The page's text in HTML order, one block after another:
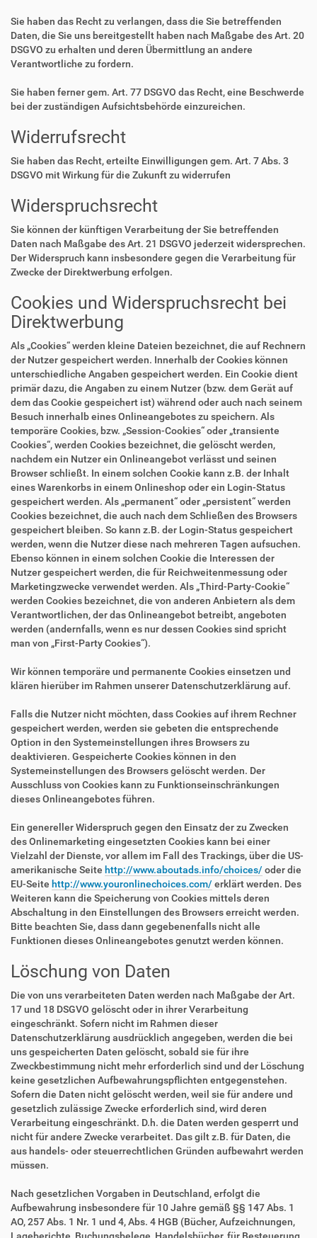
Sie haben das Recht zu verlangen, dass die Sie betreffenden
Daten, die Sie uns bereitgestellt haben nach Maßgabe des Art. 20
DSGVO zu erhalten und deren Übermittlung an andere
Verantwortliche zu fordern.
Sie haben ferner gem. Art. 77 DSGVO das Recht, eine Beschwerde
bei der zuständigen Aufsichtsbehörde einzureichen.
Widerrufsrecht
Sie haben das Recht, erteilte Einwilligungen gem. Art. 7 Abs. 3
DSGVO mit Wirkung für die Zukunft zu widerrufen
Widerspruchsrecht
Sie können der künftigen Verarbeitung der Sie betreffenden
Daten nach Maßgabe des Art. 21 DSGVO jederzeit widersprechen.
Der Widerspruch kann insbesondere gegen die Verarbeitung für
Zwecke der Direktwerbung erfolgen.
Cookies und Widerspruchsrecht bei
Direktwerbung
Als „Cookies“ werden kleine Dateien bezeichnet, die auf Rechnern
der Nutzer gespeichert werden. Innerhalb der Cookies können
unterschiedliche Angaben gespeichert werden. Ein Cookie dient
primär dazu, die Angaben zu einem Nutzer (bzw. dem Gerät auf
dem das Cookie gespeichert ist) während oder auch nach seinem
Besuch innerhalb eines Onlineangebotes zu speichern. Als
temporäre Cookies, bzw. „Session-Cookies“ oder „transiente
Cookies“, werden Cookies bezeichnet, die gelöscht werden,
nachdem ein Nutzer ein Onlineangebot verlässt und seinen
Browser schließt. In einem solchen Cookie kann z.B. der Inhalt
eines Warenkorbs in einem Onlineshop oder ein Login-Status
gespeichert werden. Als „permanent“ oder „persistent“ werden
Cookies bezeichnet, die auch nach dem Schließen des Browsers
gespeichert bleiben. So kann z.B. der Login-Status gespeichert
werden, wenn die Nutzer diese nach mehreren Tagen aufsuchen.
Ebenso können in einem solchen Cookie die Interessen der
Nutzer gespeichert werden, die für Reichweitenmessung oder
Marketingzwecke verwendet werden. Als „Third-Party-Cookie“
werden Cookies bezeichnet, die von anderen Anbietern als dem
Verantwortlichen, der das Onlineangebot betreibt, angeboten
werden (andernfalls, wenn es nur dessen Cookies sind spricht
man von „First-Party Cookies“).
Wir können temporäre und permanente Cookies einsetzen und
klären hierüber im Rahmen unserer Datenschutzerklärung auf.
Falls die Nutzer nicht möchten, dass Cookies auf ihrem Rechner
gespeichert werden, werden sie gebeten die entsprechende
Option in den Systemeinstellungen ihres Browsers zu
deaktivieren. Gespeicherte Cookies können in den
Systemeinstellungen des Browsers gelöscht werden. Der
Ausschluss von Cookies kann zu Funktionseinschränkungen
dieses Onlineangebotes führen.
Ein genereller Widerspruch gegen den Einsatz der zu Zwecken
des Onlinemarketing eingesetzten Cookies kann bei einer
Vielzahl der Dienste, vor allem im Fall des Trackings, über die US-
amerikanische Seite http://www.aboutads.info/choices/ oder die
EU-Seite http://www.youronlinechoices.com/ erklärt werden. Des
Weiteren kann die Speicherung von Cookies mittels deren
Abschaltung in den Einstellungen des Browsers erreicht werden.
Bitte beachten Sie, dass dann gegebenenfalls nicht alle
Funktionen dieses Onlineangebotes genutzt werden können.
Löschung von Daten
Die von uns verarbeiteten Daten werden nach Maßgabe der Art.
17 und 18 DSGVO gelöscht oder in ihrer Verarbeitung
eingeschränkt. Sofern nicht im Rahmen dieser
Datenschutzerklärung ausdrücklich angegeben, werden die bei
uns gespeicherten Daten gelöscht, sobald sie für ihre
Zweckbestimmung nicht mehr erforderlich sind und der Löschung
keine gesetzlichen Aufbewahrungspflichten entgegenstehen.
Sofern die Daten nicht gelöscht werden, weil sie für andere und
gesetzlich zulässige Zwecke erforderlich sind, wird deren
Verarbeitung eingeschränkt. D.h. die Daten werden gesperrt und
nicht für andere Zwecke verarbeitet. Das gilt z.B. für Daten, die
aus handels- oder steuerrechtlichen Gründen aufbewahrt werden
müssen.
Nach gesetzlichen Vorgaben in Deutschland, erfolgt die
Aufbewahrung insbesondere für 10 Jahre gemäß §§ 147 Abs. 1
AO, 257 Abs. 1 Nr. 1 und 4, Abs. 4 HGB (Bücher, Aufzeichnungen,